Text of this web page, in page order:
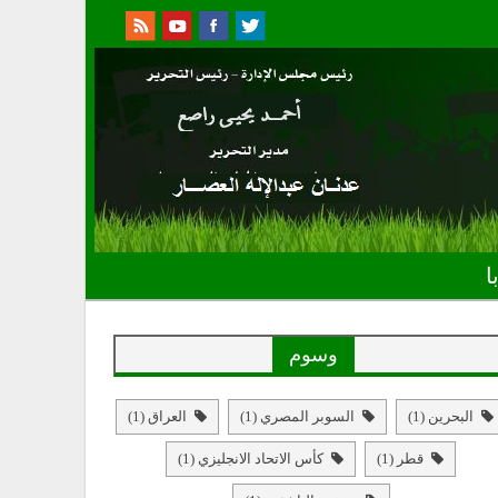
وسوم
البحرين (1) السوبر المصري (1) العراق (1)
قطر (1) كأس الاتحاد الانجليزي (1)